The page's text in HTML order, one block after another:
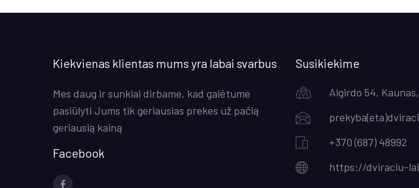
Kiekvienas klientas mums yra labai svarbus
Mes daug ir sunkiai dirbame, kad galėtume
pasiūlyti Jums tik geriausias prekes už pačią
geriausią kainą
Facebook
Susikiekime
Algirdo 54,
+370 (687) 48992
https://dviraciu-